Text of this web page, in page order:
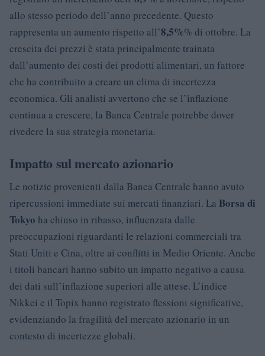
allo stesso periodo dell’anno precedente. Questo
rappresenta un aumento rispetto all’8,5%% di ottobre. La
crescita dei prezzi è stata principalmente trainata
dall’aumento dei costi dei prodotti alimentari, un fattore
che ha contribuito a creare un clima di incertezza
economica. Gli analisti avvertono che se l’inflazione
continua a crescere, la Banca Centrale potrebbe dover
rivedere la sua strategia monetaria.
Impatto sul mercato azionario
Le notizie provenienti dalla Banca Centrale hanno avuto
ripercussioni immediate sui mercati finanziari. La Borsa di
Tokyo ha chiuso in ribasso, influenzata dalle
preoccupazioni riguardanti le relazioni commerciali tra
Stati Uniti e Cina, oltre ai conflitti in Medio Oriente. Anche
i titoli bancari hanno subito un impatto negativo a causa
dei dati sull’inflazione superiori alle attese. L’indice
Nikkei e il Topix hanno registrato flessioni significative,
evidenziando la fragilità del mercato azionario in un
contesto di incertezze globali.